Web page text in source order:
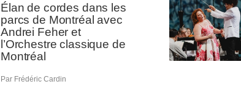
Élan de cordes dans les
parcs de Montréal avec
Andrei Feher et
l’Orchestre classique de
Montréal
Par Frédéric Cardin